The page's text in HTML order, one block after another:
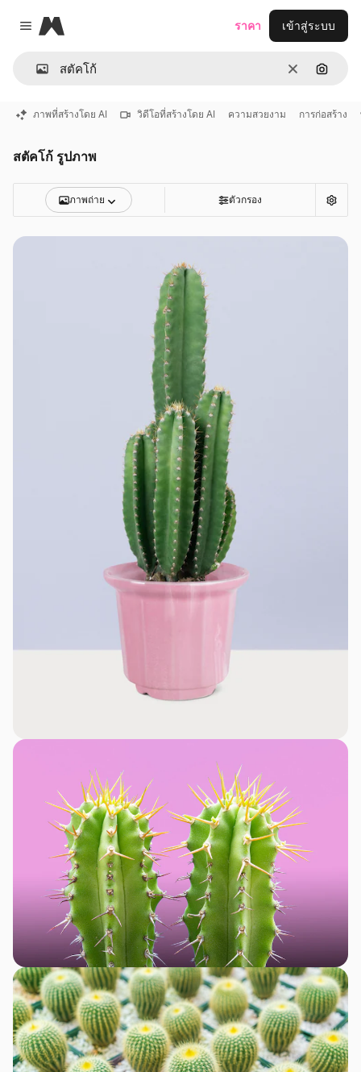
Close menu
Magnific
ชัดเจนค้นหา
ราคา เข้าสู่ระบบ
ภาพที่สร้างโดย AI วิดีโอที่สร้างโดย AI ความสวยงาม การก่อสร้าง
สตัคโก้ รูปภาพ
ภาพถ่าย ตัวกรอง